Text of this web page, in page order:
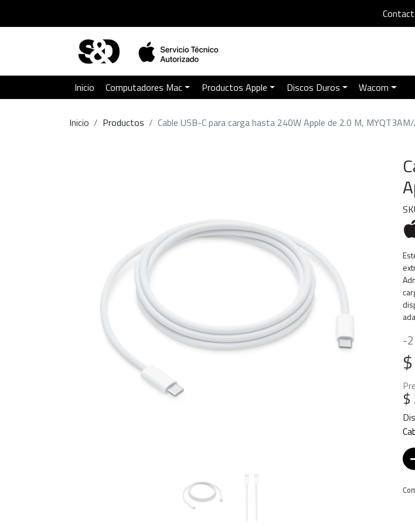
Inicio Computadores Mac Productos Apple Discos Duros Wacom
Inicio Productos Cable USB-C para carga hasta 240W Apple de 2.0 M,
-
$